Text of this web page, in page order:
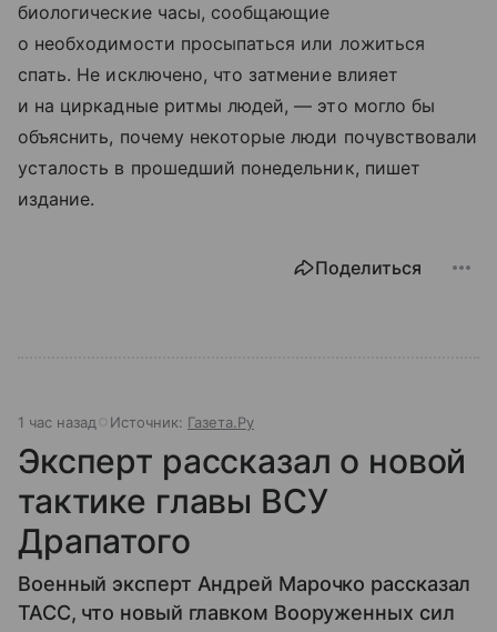
биологические часы, сообщающие
о необходимости просыпаться или ложиться
спать. Не исключено, что затмение влияет
и на циркадные ритмы людей, — это могло бы
объяснить, почему некоторые люди почувствовали
усталость в прошедший понедельник, пишет
издание.
Поделиться
1 час назад Источник: Газета.Ру
Эксперт рассказал о новой
тактике главы ВСУ
Драпатого
Военный эксперт Андрей Марочко рассказал
ТАСС, что новый главком Вооруженных сил